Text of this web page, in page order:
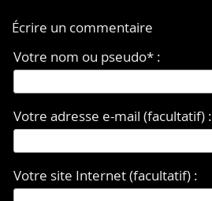
Écrire un commentaire
Votre nom ou pseudo* :
Votre adresse e-mail (facultatif) :
Votre site Internet (facultatif) :